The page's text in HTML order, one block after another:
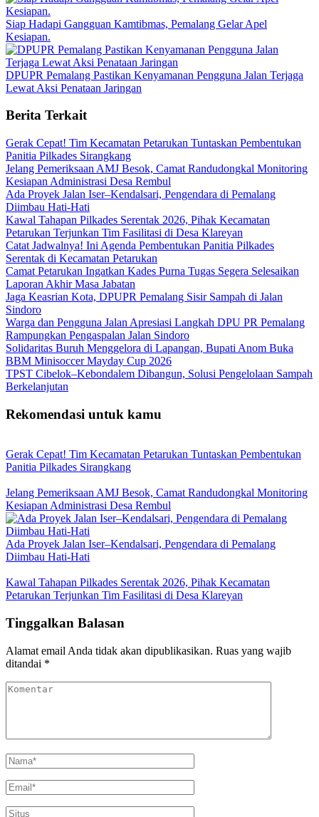
Siap Hadapi Gangguan Kamtibmas, Pemalang Gelar Apel
Kesiapan.
DPUPR Pemalang Pastikan Kenyamanan Pengguna Jalan Terjaga
Lewat Aksi Penataan Jaringan
Berita Terkait
Gerak Cepat! Tim Kecamatan Petarukan Tuntaskan Pembentukan
Panitia Pilkades Sirangkang
Jelang Pemeriksaan AMJ Besok, Camat Randudongkal Monitoring
Kesiapan Administrasi Desa Rembul
Ada Proyek Jalan Iser–Kendalsari, Pengendara di Pemalang
Diimbau Hati-Hati
Kawal Tahapan Pilkades Serentak 2026, Pihak Kecamatan
Petarukan Terjunkan Tim Fasilitasi di Desa Klareyan
Catat Jadwalnya! Ini Agenda Pembentukan Panitia Pilkades
Serentak di Kecamatan Petarukan
Camat Petarukan Ingatkan Kades Purna Tugas Segera Selesaikan
Laporan Akhir Masa Jabatan
Jaga Keasrian Kota, DPUPR Pemalang Sisir Sampah di Jalan
Sindoro
Warga dan Pengguna Jalan Apresiasi Langkah DPU PR Pemalang
Rampungkan Pengaspalan Jalan Sindoro
Solidaritas Buruh Menggelora di Lapangan, Bupati Anom Buka
BBM Minisoccer Mayday Cup 2026
TPST Cibelok–Kebondalem Dibangun, Solusi Pengelolaan Sampah
Berkelanjutan
Rekomendasi untuk kamu
Gerak Cepat! Tim Kecamatan Petarukan Tuntaskan Pembentukan
Panitia Pilkades Sirangkang
Jelang Pemeriksaan AMJ Besok, Camat Randudongkal Monitoring
Kesiapan Administrasi Desa Rembul
Ada Proyek Jalan Iser–Kendalsari, Pengendara di Pemalang
Diimbau Hati-Hati
Kawal Tahapan Pilkades Serentak 2026, Pihak Kecamatan
Petarukan Terjunkan Tim Fasilitasi di Desa Klareyan
Tinggalkan Balasan
Alamat email Anda tidak akan dipublikasikan. Ruas yang wajib
ditandai *